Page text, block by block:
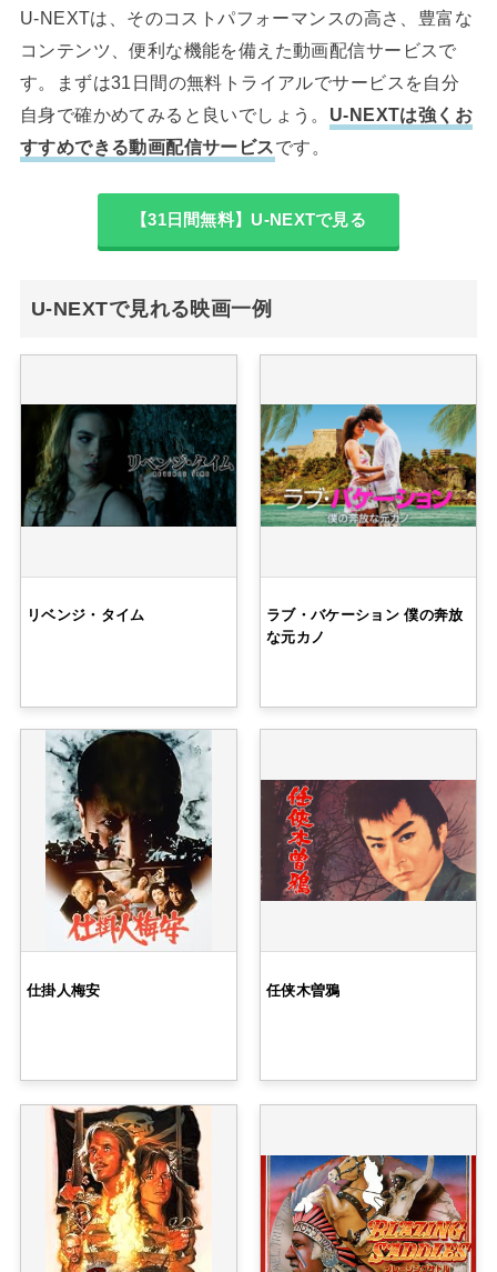
U-NEXTは、そのコストパフォーマンスの高さ、豊富な
コンテンツ、便利な機能を備えた動画配信サービスで
す。まずは31日間の無料トライアルでサービスを自分
自身で確かめてみると良いでしょう。 U-NEXTは強くお
すすめできる動画配信サービスです。
【31日間無料】U-NEXTで見る
U-NEXTで見れる映画一例
リベンジ・タイム
ラブ・バケーション 僕の奔放
な元カノ
仕掛人梅安 任侠木曽鴉